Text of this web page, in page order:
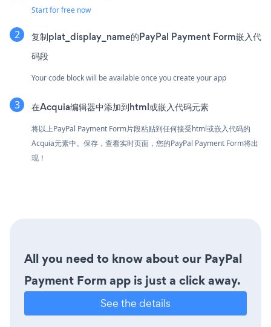
Start for free now
复制plat_display_name的PayPal Payment Form嵌入代
码段
Your code block will be available once you create your app
在Acquia编辑器中添加到html或嵌入代码元素
将以上PayPal Payment Form片段粘贴到任何接受html或嵌入代码的
Acquia元素中。保存，查看实时页面，您的PayPal Payment Form将出
现！
All you need to know about our PayPal
Payment Form app is just a click away.
See the details